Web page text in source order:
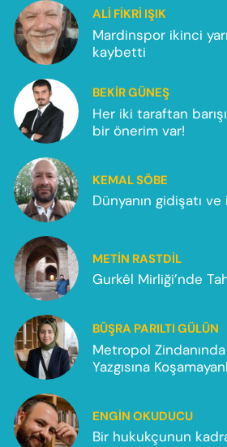
ALI FIKRI IŞIK
Mardinspor ikinci
kaybetti
BEKIR GÜNEŞ
Her iki taraftan
bir önerim var!
KEMAL SÖBE
Dünyanın gidişatı ve
METIN RASTDIL
Gurkêl Mirliği’nde
BÜŞRA PARILTI GÜLÜN
Metropol
Yazgısına
ENGIN OKUDUCU
Bir hukukçunun